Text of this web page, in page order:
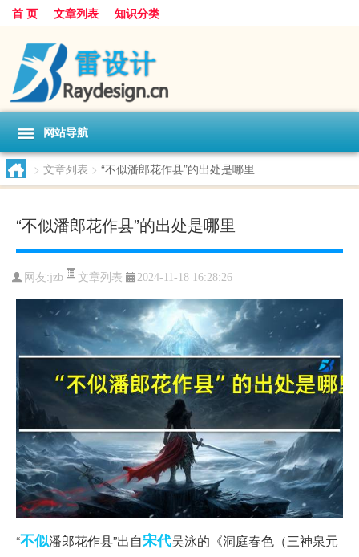
首 页 文章列表 知识分类
网站导航
> 文章列表 > “不似潘郎花作县”的出处是哪里
“不似潘郎花作县”的出处是哪里
网友:jzb 文章列表 2024-11-18 16:28:26
“不似潘郎花作县”出自宋代吴泳的《洞庭春色（三神泉元